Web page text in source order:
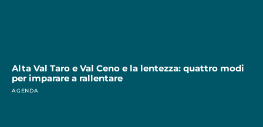
Alta Val Taro e Val Ceno e la lentezza: quattro modi
per imparare a rallentare
AGENDA